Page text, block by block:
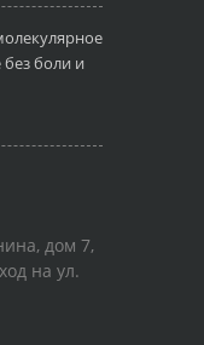
боли и
дом 7,
на ул.